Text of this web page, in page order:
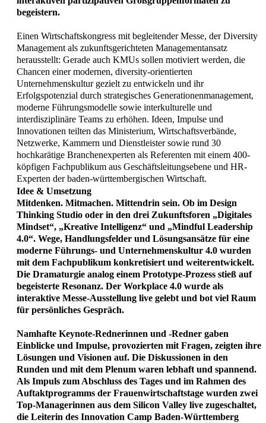
begeistern.
Einen Wirtschaftskongress mit begleitender Messe, der Diversity
Management als zukunftsgerichteten Managementansatz
herausstellt: Gerade auch KMUs sollen motiviert werden, die
Chancen einer modernen, diversity-orientierten
Unternehmenskultur gezielt zu entwickeln und ihr
Erfolgspotenzial durch strategisches Generationenmanagement,
moderne Führungsmodelle sowie interkulturelle und
interdisziplinäre Teams zu erhöhen. Ideen, Impulse und
Innovationen teilten das Ministerium, Wirtschaftsverbände,
Netzwerke, Kammern und Dienstleister sowie rund 30
hochkarätige Branchenexperten als Referenten mit einem 400-
köpfigen Fachpublikum aus Geschäftsleitungsebene und HR-
Experten der baden-württembergischen Wirtschaft.
Idee & Umsetzung
Mitdenken. Mitmachen. Mittendrin sein. Ob im Design
Thinking Studio oder in den drei Zukunftsforen „Digitales
Mindset“, „Kreative Intelligenz“ und „Mindful Leadership
4.0“. Wege, Handlungsfelder und Lösungsansätze für eine
moderne Führungs- und Unternehmenskultur 4.0 wurden
mit dem Fachpublikum konkretisiert und weiterentwickelt.
Die Dramaturgie analog einem Prototype-Prozess stieß auf
begeisterte Resonanz. Der Workplace 4.0 wurde als
interaktive Messe-Ausstellung live gelebt und bot viel Raum
für persönliches Gespräch.
Namhafte Keynote-Rednerinnen und -Redner gaben
Einblicke und Impulse, provozierten mit Fragen, zeigten ihre
Lösungen und Visionen auf. Die Diskussionen in den
Runden und mit dem Plenum waren lebhaft und spannend.
Als Impuls zum Abschluss des Tages und im Rahmen des
Auftaktprogramms der Frauenwirtschaftstage wurden zwei
Top-Managerinnen aus dem Silicon Valley live zugeschaltet,
die Leiterin des Innovation Camp Baden-Württemberg